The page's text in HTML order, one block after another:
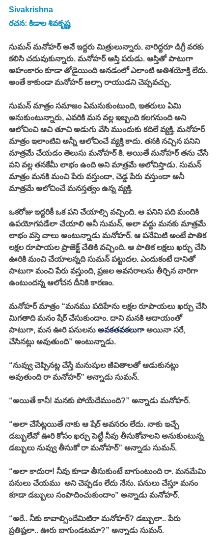
Sivakrishna
రచన: కిడాల శివకృష్ణ
సుమన్ మనోహర్ అనే ఇద్దరు మిత్రులున్నారు. వారిద్దరూ డిగ్రీ వరకు
కలిసి చదువుకున్నారు. మనోహర్ ఆస్తి పరుడు. ఆస్తితో పాటుగా
అహంకారం కూడా తోడైయింది అనడంలో ఎలాంటి అతిశయోక్తి లేదు.
అంతే కాకుండా మనోహర్ జల్సా రాయుడని చెప్పవచ్చు.
సుమన్ మాత్రం సమాజం ఏమనుకుంటుంది, ఇతరులు ఏమి
అనుకుంటున్నారు, ఎవరికి మన వల్ల ఇబ్బంది కలగనుంది అని
ఆలోచించి ఆచి తూచి అడుగు వేసి ముందుకు కదిలే వ్యక్తి. మనోహర్
మాత్రం ఇలాంటివి అన్నీ ఆలోచించే వ్యక్తి కాదు. తనకి నచ్చిన పనిని
మాత్రమే చేయడం తెలుసు మనోహర్ కి. అయితే మనోహర్ తను చేసే
పని వల్ల తనకేమీ లాభం ఉంది అని మాత్రమే ఆలోచిస్తాడు. సుమన్
మాత్రం మనకి మంచి పేరు వస్తుందా, చెడ్డ పేరు వస్తుందా అనీ
మాత్రమే అలోచించే మనస్తత్వం ఉన్న వ్యక్తి.
ఒకరోజు ఇద్దరికీ ఒక పని చేయాల్సి వచ్చింది. ఆ పనిని పది మందికి
ఉపయోగపడేలా చేయాలి అనీ సుమన్, అలా వద్దు మనకు మాత్రమే
లాభం వస్తె చాలు అంటున్నాడు మనోహర్. ఆ పనేమిటి అంటే పాతిక
లక్షల రూపాయల ప్రాజెక్ట్ చేతికి వచ్చింది. ఆ పాతిక లక్షలు ఖర్చు చేసి
ఊరికి మంచి చేయాలన్నది సుమన్ పట్టుదల. ఎందుకంటే దానితో
పాటుగా మంచి పేరు వస్తుంది, ప్రజల అవసరాలను తీర్చిన వారిగా
ఉంటుందన్న ఆలోచన దీనికి కారణం.
మనోహర్ మాత్రం “మనము పదిహేను లక్షల రూపాయలు ఖర్చు చేసి
మిగతాది మనం షేర్ చేసుకుందాం. దాని మనకి ఆదాయంతో
పాటుగా, మన ఊరి పనులను అవకతవకలుగా అయినా సరే,
చేసినట్లు అవుతుంది” అంటున్నాడు.
“నువ్వు చెప్పినట్ల చేస్తే మనుషుల జీవితాలతో ఆడుకునట్లు
అవుతుంది రా మనోహర్” అన్నాడు సుమన్.
“అయితే కానీ! మనకు పోయేదేముంది?” అన్నాడు మనోహర్.
“అలా చేసేట్లయితే నాకు ఆ షేర్ అవసరం లేదు. నాకు ఇచ్చే
డబ్బులేవో ఊరి కోసం ఖర్చు పెట్టీ నీవు తీసుకోవాలని అనుకుంటున్న
డబ్బులు నువ్వు తీసుకో రా మనోహర్” అన్నాడు సుమన్.
“అలా కాదురా! నీవు కూడా తీసుకుంటే బాగుంటుంది రా. మనమేమి
పనులు చేయము  అని చెప్పడం లేదు నేను. పనులు చేస్తూ మనం
కూడా డబ్బులు సంపాదించుకుందాం” అన్నాడు మనోహర్.
“అరే.. నీకు కావాల్సిందేమిటిరా మనోహర్? డబ్బులా.. పేరు
ప్రతిష్టలా.. ఊరు బాగుండటమా?” అన్నాడు సుమన్.